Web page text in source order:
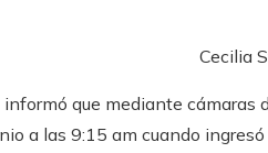
Cecilia
que mediante cámaras
a las 9:15 am cuando